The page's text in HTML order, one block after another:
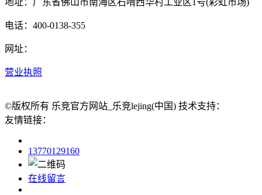
电话：400-0138-355
网址：
营业执照
©版权所有 乐竞官方网站_乐竞lejing(中国) 技术支持：
友情链接：
13770129160
在线留言